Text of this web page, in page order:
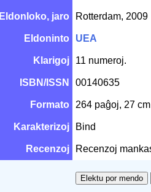
Eldonloko, jaro Rotterdam, 2009
Eldoninto UEA
Klarigoj 11 numeroj.
ISBN/ISSN 00140635
Formato 264 paĝoj, 27
Karakterizoj Bind
Recenzoj Recenzoj